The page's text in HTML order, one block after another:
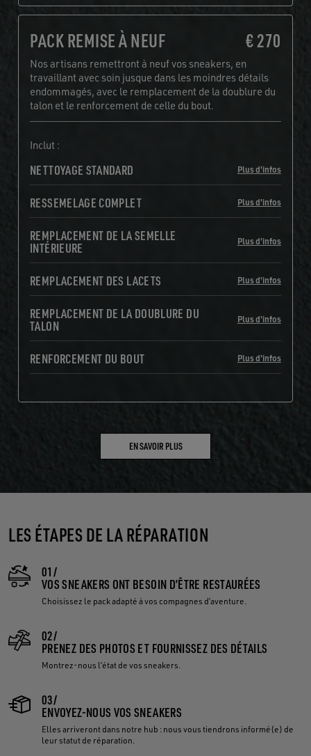
PACK REMISE À NEUF € 270
Nos artisans remettront à neuf vos sneakers, en
travaillant avec soin jusque dans les moindres détails
endommagés, avec le remplacement de la doublure du
talon et le renforcement de celle du bout.
Inclut :
NETTOYAGE STANDARD Plus d'infos
RESSEMELAGE COMPLET Plus d'infos
REMPLACEMENT DE LA SEMELLE
INTÉRIEURE Plus d'infos
REMPLACEMENT DES LACETS Plus d'infos
REMPLACEMENT DE LA DOUBLURE DU
TALON Plus d'infos
RENFORCEMENT DU BOUT Plus d'infos
EN SAVOIR PLUS
LES ÉTAPES DE LA RÉPARATION
01/
VOS SNEAKERS ONT BESOIN D’ÊTRE RESTAURÉES
Choisissez le pack adapté à vos compagnes d’aventure.
02/
PRENEZ DES PHOTOS ET FOURNISSEZ DES DÉTAILS
Montrez-nous l’état de vos sneakers.
03/
ENVOYEZ-NOUS VOS SNEAKERS
Elles arriveront dans notre hub : nous vous tiendrons informé(e) de
leur statut de réparation.